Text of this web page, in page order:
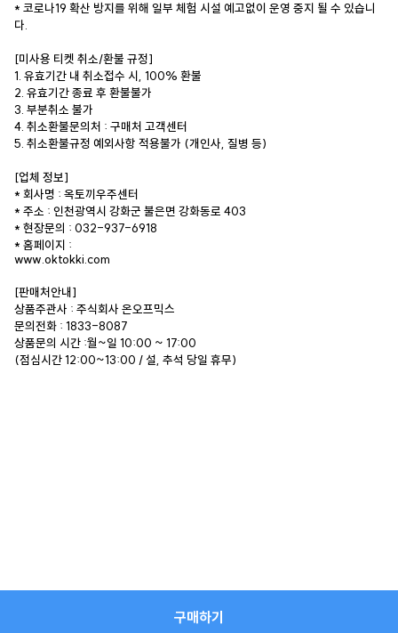
* 코로나19 확산 방지를 위해 일부 체험 시설 예고없이 운영 중지 될 수 있습니
다.
[미사용 티켓 취소/환불 규정]
1. 유효기간 내 취소접수 시, 100% 환불
2. 유효기간 종료 후 환불불가
3. 부분취소 불가
4. 취소환불문의처 : 구매처 고객센터
5. 취소환불규정 예외사항 적용불가 (개인사, 질병 등)
[업체 정보]
* 회사명 : 옥토끼우주센터
* 주소 : 인천광역시 강화군 불은면 강화동로 403
* 현장문의 : 032-937-6918
* 홈페이지 :
www.oktokki.com
[판매처안내]
상품주관사 : 주식회사 온오프믹스
문의전화 : 1833-8087
상품문의 시간 :월~일 10:00 ~ 17:00
(점심시간 12:00~13:00 / 설, 추석 당일 휴무)
구매하기